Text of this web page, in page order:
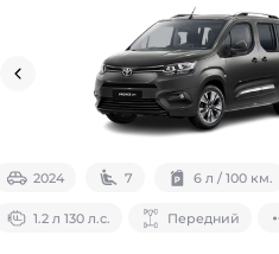
2024 7 6 л / 100 км.
1.2 л 130 л.с. Передний